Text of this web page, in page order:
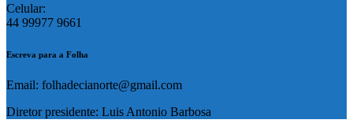
Celular:
44 99977 9661
Escreva para a Folha
Email: folhadecianorte@gmail.com
Diretor presidente: Luis Antonio Barbosa